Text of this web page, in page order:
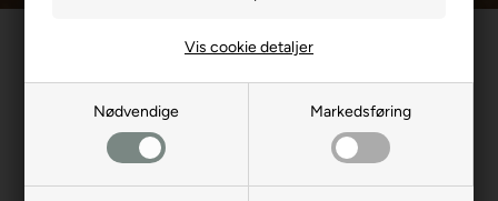
Nødvendige Markedsføring
Vis cookie detaljer
Mest populære i
Hundesnacks med Hest